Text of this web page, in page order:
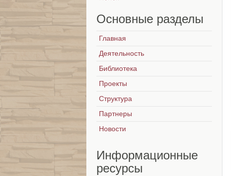
Основные разделы
Главная
Деятельность
Библиотека
Проекты
Структура
Партнеры
Новости
Информационные
ресурсы